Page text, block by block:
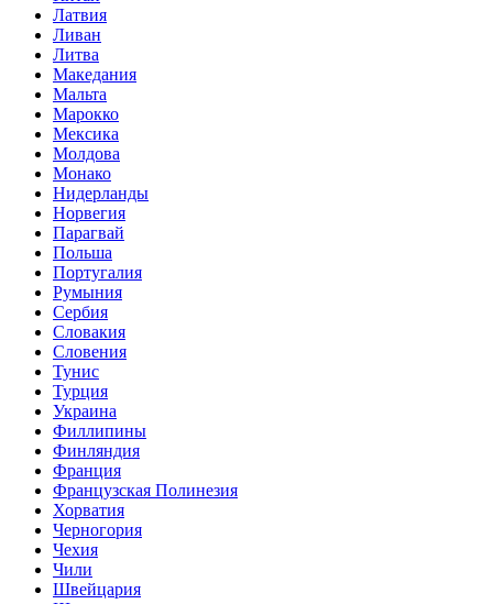
Латвия
Ливан
Литва
Македания
Мальта
Марокко
Мексика
Молдова
Монако
Нидерланды
Норвегия
Парагвай
Польша
Португалия
Румыния
Сербия
Словакия
Словения
Тунис
Турция
Украина
Филлипины
Финляндия
Франция
Французская Полинезия
Хорватия
Черногория
Чехия
Чили
Швейцария